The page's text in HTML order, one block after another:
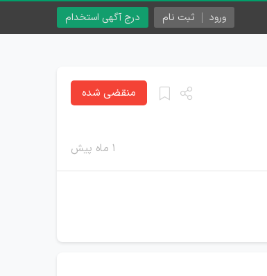
درج آگهی استخدام ورود ثبت نام
۱ ماه پیش
منقضی شده